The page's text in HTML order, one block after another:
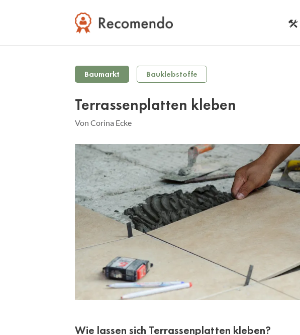
Baumarkt Bauklebstoffe
Terrassenplatten kleben
Von Corina Ecke
Wie lassen sich Terrassenplatten kleben?